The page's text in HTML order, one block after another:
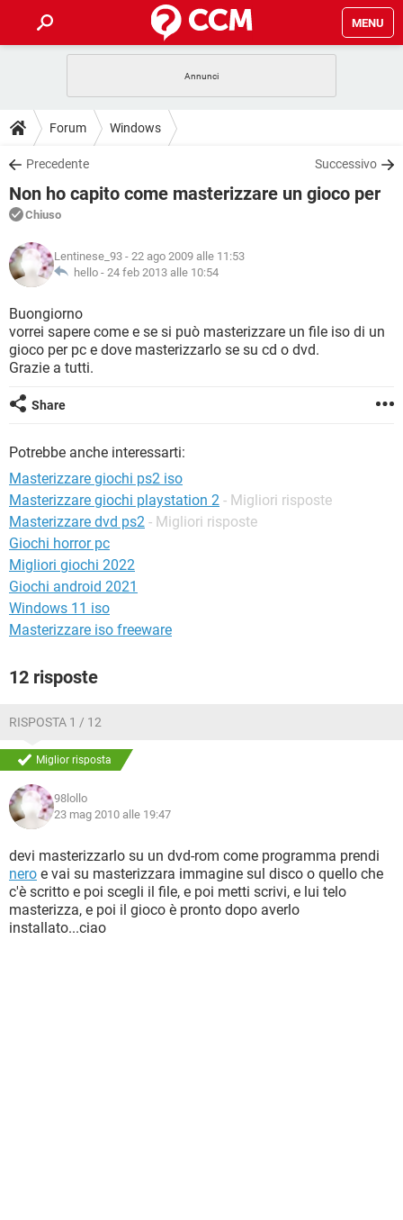
MENU
INTRATTENIMENTO
iOS
INSTAGRAM WHATSAPP
TIKTOK
HARDWARE
GUIDE
COVID-19
iOS
INSTAGRAM
TIKTOK FACEBOOK
DOWNLOAD
COVID-19 GAMING
INTRATTENIMENTO
iOS WINDOWS 10
INSTAGRAM
TIKTOK
HARDWARE
FORUM
COVID-19
INTRATTENIMENTO ANDROID
INSTAGRAM WHATSAPP
TIKTOK
HARDWARE
GLOSSARIO
COVID-19
INTRATTENIMENTO
iOS WINDOWS 10
TIKTOK
Forum Windows
Precedente Successivo
Non ho capito come masterizzare un gioco per
Chiuso
Lentinese_93 - 22 ago 2009 alle 11:53
hello - 24 feb 2013 alle 10:54
Buongiorno
vorrei sapere come e se si può masterizzare un file iso di un
gioco per pc e dove masterizzarlo se su cd o dvd.
Grazie a tutti.
Share
Potrebbe anche interessarti:
Masterizzare giochi ps2 iso
Masterizzare giochi playstation 2 - Migliori risposte
Masterizzare dvd ps2 - Migliori risposte
Giochi horror pc
Migliori giochi 2022
Giochi android 2021
Windows 11 iso
Masterizzare iso freeware
12 risposte
RISPOSTA 1 / 12
Miglior risposta
98lollo
23 mag 2010 alle 19:47
devi masterizzarlo su un dvd-rom come programma prendi
nero e vai su masterizzara immagine sul disco o quello che
c'è scritto e poi scegli il file, e poi metti scrivi, e lui telo
masterizza, e poi il gioco è pronto dopo averlo
installato...ciao